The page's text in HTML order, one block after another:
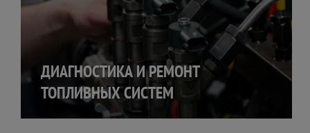
ДИАГНОСТИКА И РЕМОНТ
ТОПЛИВНЫХ СИСТЕМ